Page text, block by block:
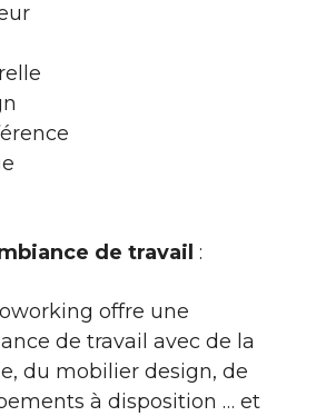
de travail :
offre une
de travail avec de la
du mobilier design, de
à disposition … et